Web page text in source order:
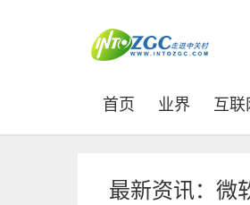
首页 (current)
业界 互联
最新资讯：微